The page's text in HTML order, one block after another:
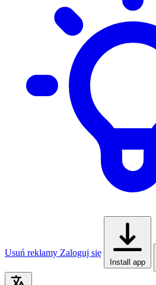
Usuń reklamy Zaloguj się
Install app